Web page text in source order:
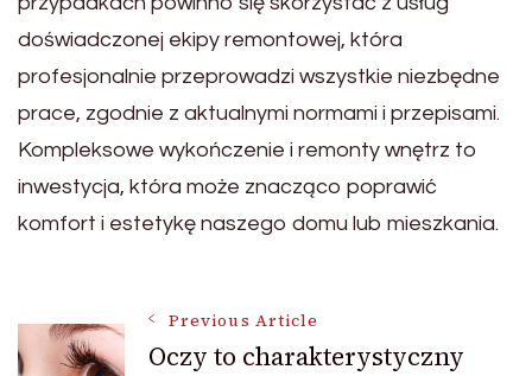
doświadczonej ekipy remontowej, która
profesjonalnie przeprowadzi wszystkie niezbędne
prace, zgodnie z aktualnymi normami i przepisami.
Kompleksowe wykończenie i remonty wnętrz to
inwestycja, która może znacząco poprawić
komfort i estetykę naszego domu lub mieszkania.
Post
Previous Article
Oczy to charakterystyczny